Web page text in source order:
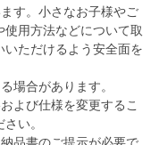
す。小さなお子様やご
用方法などについて取
ただけるよう安全面を
場合があります。
よび仕様を変更するこ
い。